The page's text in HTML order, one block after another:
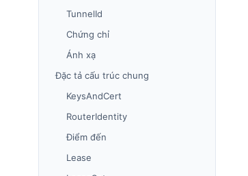
TunnelId
Chứng chỉ
Ánh xạ
Đặc tả cấu trúc chung
KeysAndCert
RouterIdentity
Điểm đến
Lease